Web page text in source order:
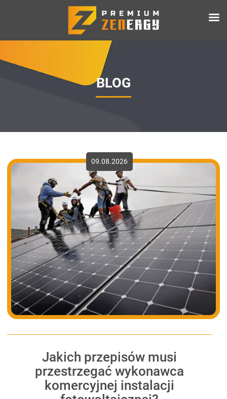
BLOG
09.08.2026
Jakich przepisów musi
przestrzegać wykonawca
komercyjnej instalacji